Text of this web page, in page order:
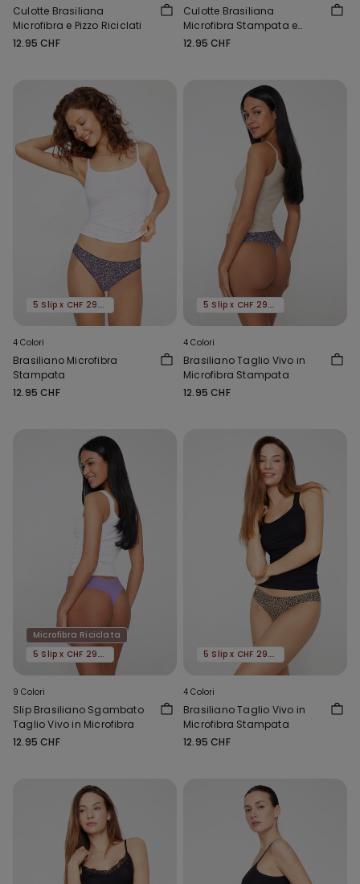
Culotte Brasiliana
Microfibra e Pizzo Riciclati
12.95 CHF
Culotte Brasiliana
Microfibra Stampata e
Pizzo Riciclato
12.95 CHF
5 Slip x CHF 29.90
4 Colori
Brasiliano Microfibra
Stampata
12.95 CHF
5 Slip x CHF 29.90
4 Colori
Brasiliano Taglio Vivo in
Microfibra Stampata
12.95 CHF
Microfibra Riciclata
5 Slip x CHF 29.90
9 Colori
Slip Brasiliano Sgambato
Taglio Vivo in Microfibra
12.95 CHF
5 Slip x CHF 29.90
4 Colori
Brasiliano Taglio Vivo in
Microfibra Stampata
12.95 CHF